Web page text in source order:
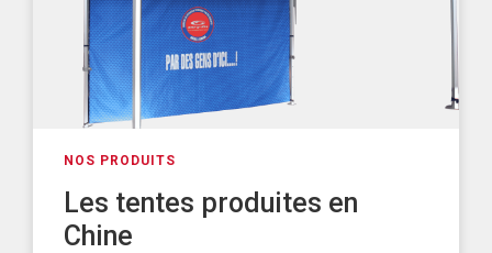
NOS PRODUITS
Les tentes produites en
Chine